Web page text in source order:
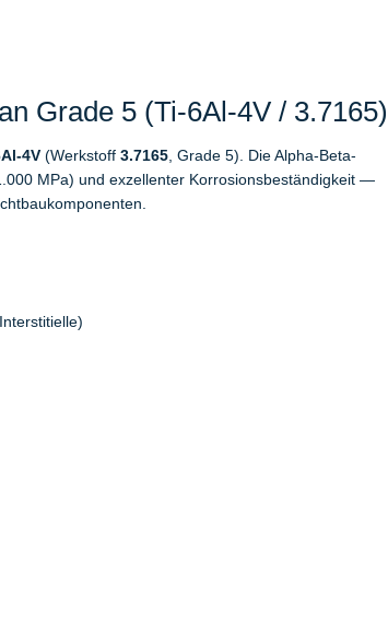
Grade 5 (Ti-6Al-4V / 3.7165)
4V (Werkstoff 3.7165 , Grade 5). Die Alpha-Beta-
MPa) und exzellenter Korrosionsbeständigkeit —